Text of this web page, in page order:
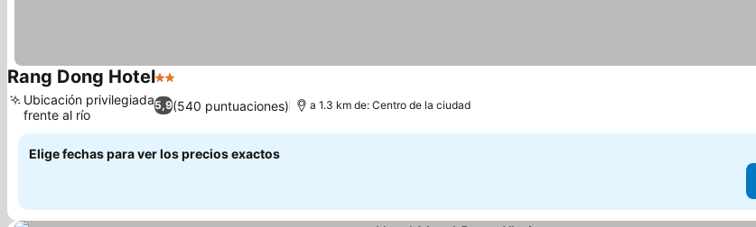
Rang Dong Hotel2 Estrellas
5,9(540 puntuaciones)
Ubicación privilegiada
frente al río
a 1.3 km de: Centro de la ciudad
Elige fechas para ver los precios exactos